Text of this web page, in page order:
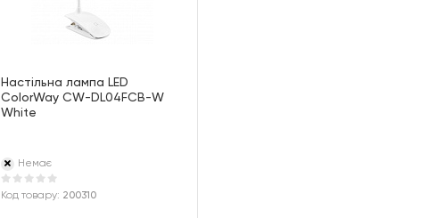
Настільна лампа LED
ColorWay CW-DL04FCB-W
White
Немає
Код товару: 200310